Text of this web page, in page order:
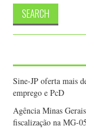
Sine-JP oferta mais
emprego e PcD
Agência Minas
fiscalização na MG-